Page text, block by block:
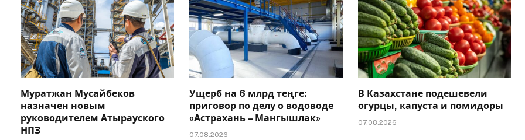
Муратжан Мусайбеков
назначен новым
руководителем Атырауского
НПЗ
Ущерб на 6 млрд теңге:
приговор по делу о водоводе
«Астрахань – Мангышлак»
07.08.2026
В Казахстане подешевели
огурцы, капуста и помидоры
07.08.2026